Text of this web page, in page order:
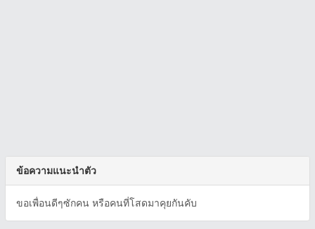
ข้อความแนะนำตัว
ขอเพื่อนดีๆซักคน หรือคนที่โสดมาคุยกันคับ